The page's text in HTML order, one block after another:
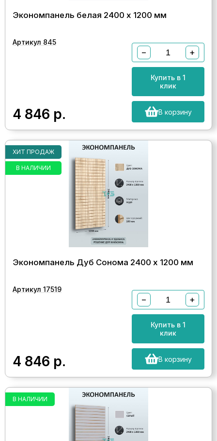
Экономпанель белая 2400 х 1200 мм
Артикул 845
4 846 р.
− +
Купить в 1
клик
В корзину
ХИТ ПРОДАЖ
В НАЛИЧИИ
Экономпанель Дуб Сонома 2400 х 1200 мм
Артикул 17519
4 846 р.
− +
Купить в 1
клик
В корзину
В НАЛИЧИИ